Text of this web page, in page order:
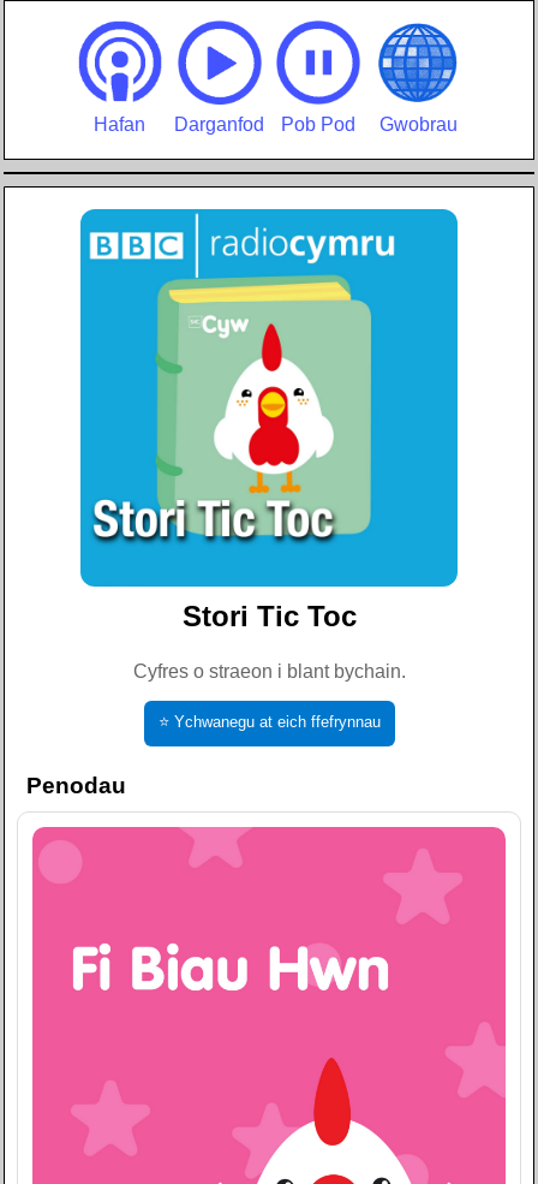
Hafan Darganfod Pob Pod Gwobrau
Stori Tic Toc
Cyfres o straeon i blant bychain.
⭐ Ychwanegu at eich ffefrynnau
Penodau